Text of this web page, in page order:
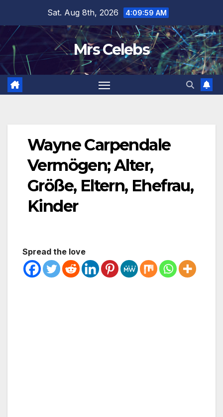
content
Sat. Aug 8th, 2026 4:10:00 AM
Mrs Celebs
Wayne Carpendale
Vermögen; Alter,
Größe, Eltern, Ehefrau,
Kinder
Spread the love